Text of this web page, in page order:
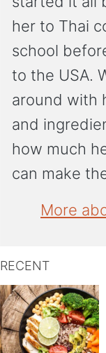
her to Thai
school
to the USA.
around with
and
how much
can make
More
RECENT